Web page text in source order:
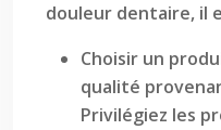
douleur dentaire, il
Choisir un
qualité
Privilégiez les